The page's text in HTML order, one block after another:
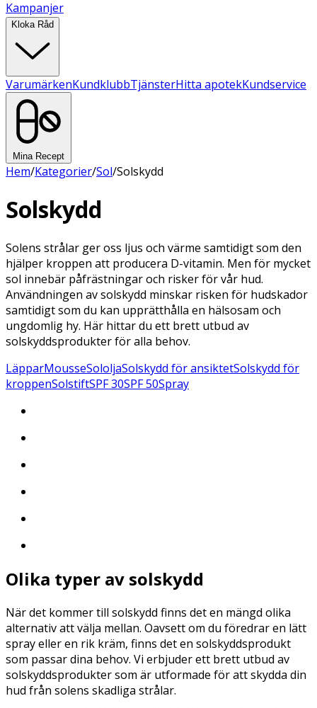
Kampanjer
Kloka Råd
VarumärkenKundklubbTjänsterHitta apotekKundservice
Mina Recept
Hem/Kategorier/Sol/Solskydd
Solskydd
Solens strålar ger oss ljus och värme samtidigt som den
hjälper kroppen att producera D-vitamin. Men för mycket
sol innebär påfrästningar och risker för vår hud.
Användningen av solskydd minskar risken för hudskador
samtidigt som du kan upprätthålla en hälsosam och
ungdomlig hy. Här hittar du ett brett utbud av
solskyddsprodukter för alla behov.
LäpparMousseSololjaSolskydd för ansiktetSolskydd för
kroppenSolstiftSPF 30SPF 50Spray
Olika typer av solskydd
När det kommer till solskydd finns det en mängd olika
alternativ att välja mellan. Oavsett om du föredrar en lätt
spray eller en rik kräm, finns det en solskyddsprodukt
som passar dina behov. Vi erbjuder ett brett utbud av
solskyddsprodukter som är utformade för att skydda din
hud från solens skadliga strålar.